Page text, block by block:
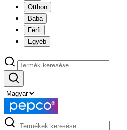
Otthon
Baba
Férfi
Egyéb